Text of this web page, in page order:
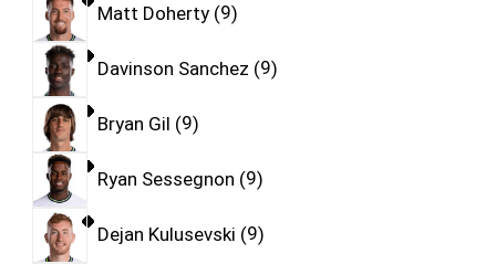
Matt Doherty 9
Davinson Sanchez 9
Bryan Gil 9
Ryan Sessegnon 9
Dejan Kulusevski 9